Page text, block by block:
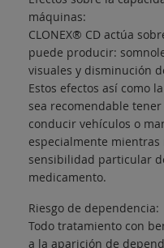
máquinas:
CLONEX® CD actúa
puede producir:
visuales y disminución
Estos efectos así como
sea recomendable
conducir vehículos o
especialmente mientras
sensibilidad particular
medicamento.
Riesgo de dependencia:
Todo tratamiento con
a la aparición de